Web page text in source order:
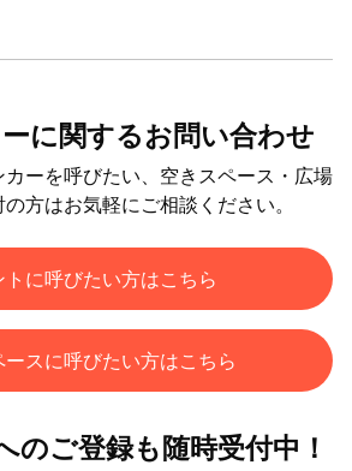
に関するお問い合わせ
ーを呼びたい、空きスペース・広場
方はお気軽にご相談ください。
トに呼びたい方はこちら
ースに呼びたい方はこちら
のご登録も随時受付中！